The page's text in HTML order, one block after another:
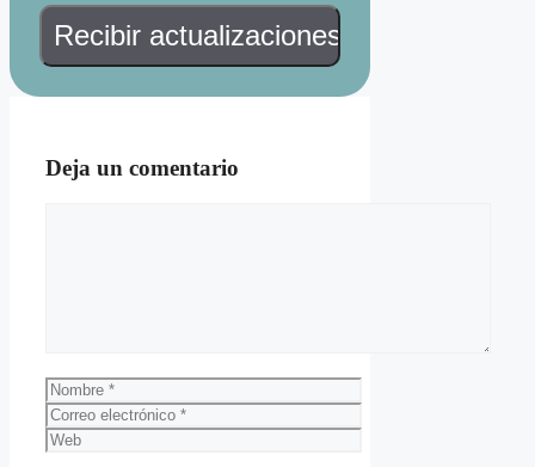
Deja un comentario
Nombre
Correo
electrónico
Web